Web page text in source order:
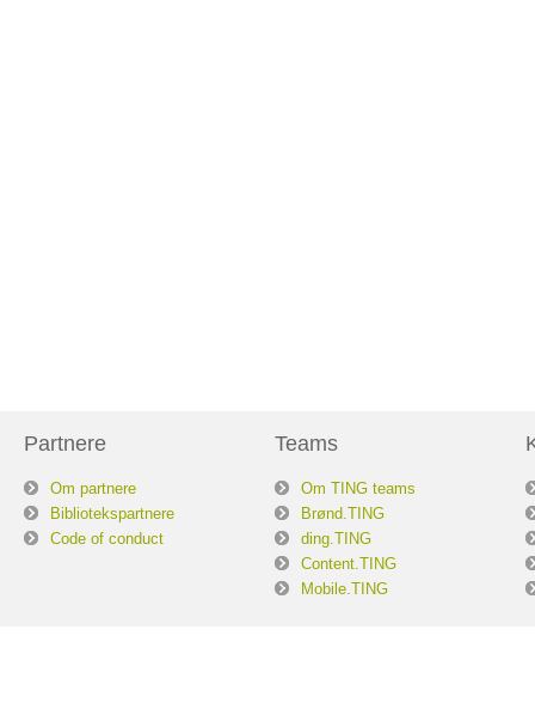
Partnere
Om partnere
Bibliotekspartnere
Code of conduct
Teams
Om TING teams
Brønd.TING
ding.TING
Content.TING
Mobile.TING